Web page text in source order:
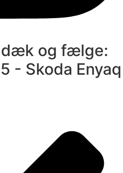
og fælge:
- Skoda Enyaq